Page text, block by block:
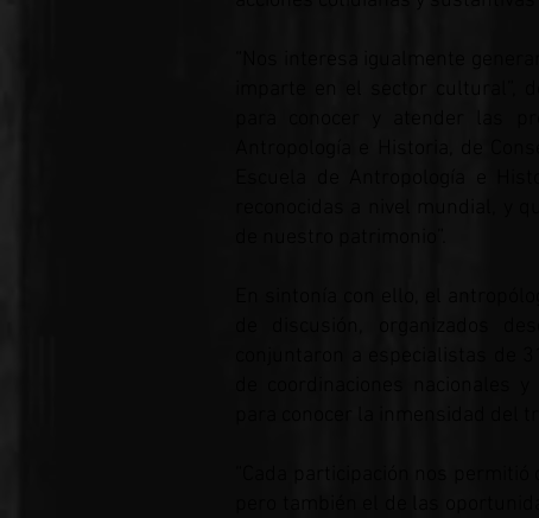
“Nos interesa igualmente
para conocer y atender las
Escuela de Antropología e
reconocidas a nivel mundial, y
En sintonía con ello, el
de discusión, organizados
conjuntaron a especialistas de
de coordinaciones nacionales
para conocer la inmensidad del
“Cada participación nos
pero también el de las